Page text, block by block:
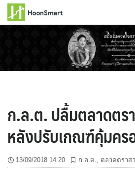
ก.ล.ต. ปลื้มตลาดตร
หลังปรับเกณฑ์คุ้มค
13/09/2018 14:20 ก.ล.ต. ตลาดตราส